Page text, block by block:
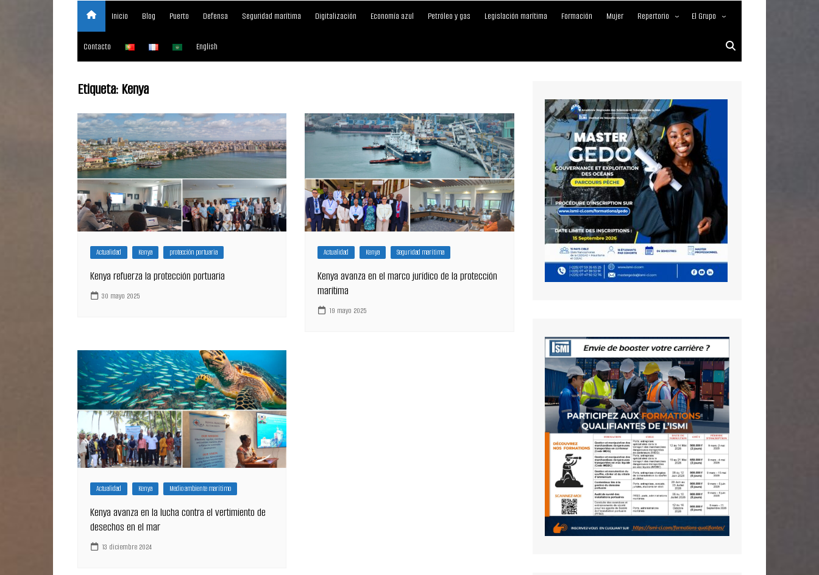
Inicio Blog Puerto Defensa Seguridad marítima Digitalización Economía azul Petróleo y gas Legislación marítima Formación Mujer Repertorio El Grupo
Nuestros Servicios
Maritimafrica Awards
Contacto English
Etiqueta: Kenya
Actualidad Kenya protección portuaria
Kenya refuerza la protección portuaria
30 mayo 2025
Actualidad Kenya Seguridad marítima
Kenya avanza en el marco jurídico de la protección
marítima
19 mayo 2025
Actualidad Kenya Medio ambiente marítimo
Kenya avanza en la lucha contra el vertimiento de
desechos en el mar
13 diciembre 2024